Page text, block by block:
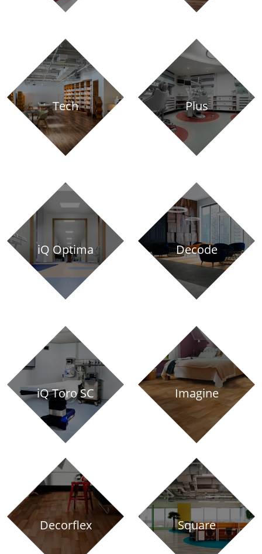
Tech Plus
iQ Optima Decode
iQ Toro SC Imagine
Decorflex Square